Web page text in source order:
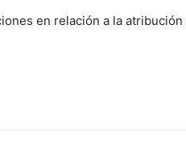
en relación a la atribución